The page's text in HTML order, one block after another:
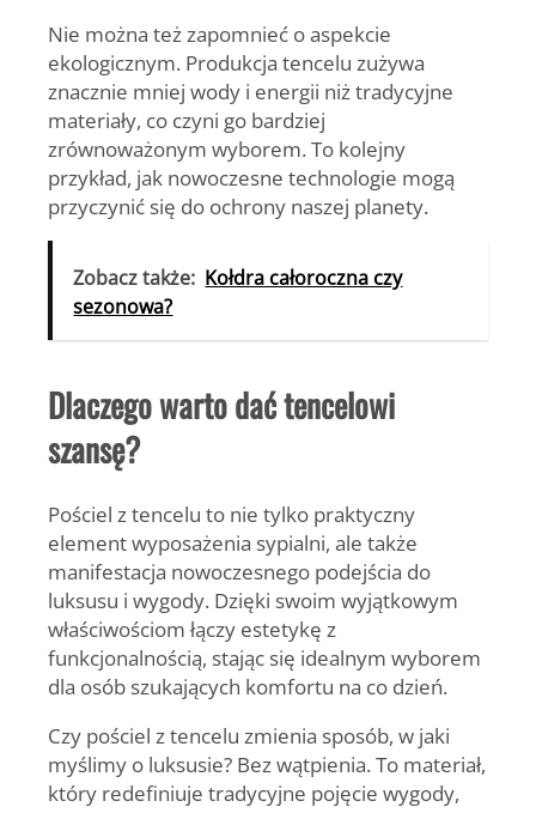
Nie można też zapomnieć o aspekcie
ekologicznym. Produkcja tencelu zużywa
znacznie mniej wody i energii niż tradycyjne
materiały, co czyni go bardziej
zrównoważonym wyborem. To kolejny
przykład, jak nowoczesne technologie mogą
przyczynić się do ochrony naszej planety.
Zobacz także: Kołdra całoroczna czy
sezonowa?
Dlaczego warto dać tencelowi
szansę?
Pościel z tencelu to nie tylko praktyczny
element wyposażenia sypialni, ale także
manifestacja nowoczesnego podejścia do
luksusu i wygody. Dzięki swoim wyjątkowym
właściwościom łączy estetykę z
funkcjonalnością, stając się idealnym wyborem
dla osób szukających komfortu na co dzień.
Czy pościel z tencelu zmienia sposób, w jaki
myślimy o luksusie? Bez wątpienia. To materiał,
który redefiniuje tradycyjne pojęcie wygody,